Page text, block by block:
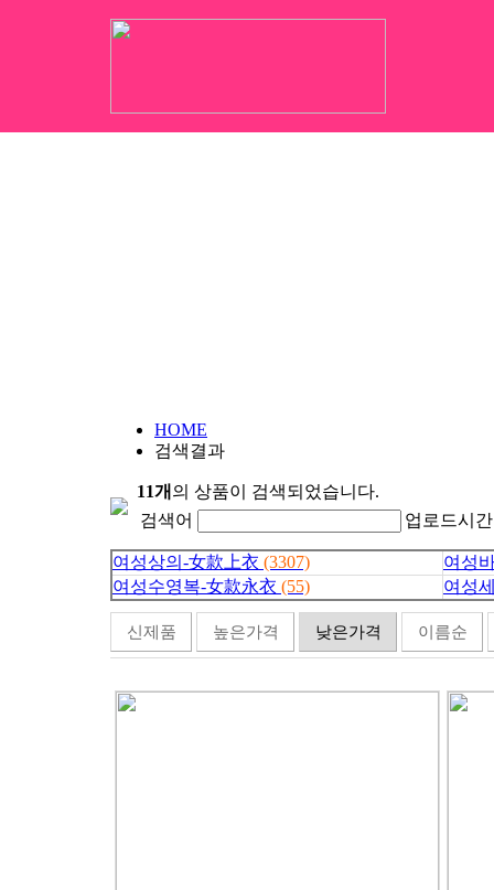
HOME
검색결과
11개 의 상품이 검색되었습니다.
검색어
업로드시
여성상의-女款上衣 (3307)
여성
여성수영복-女款永衣 (55) 여성
신제품 높은가격 낮은가격 이름순